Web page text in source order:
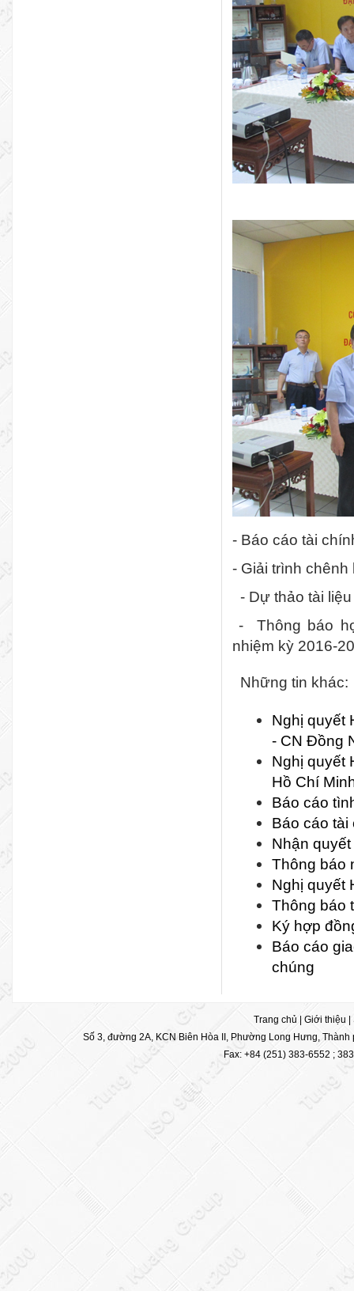
- Báo cáo tài
- Giải trình
- Dự thảo tài
- Thông báo
nhiệm kỳ 2016-
Những tin khác:
Nghị quyết
- CN Đồng
Nghị quyết
Hồ Chí
Báo cáo
Báo cáo
Nhận
Thông báo
Nghị quyết
Thông báo
Ký hợp
Báo cáo
chúng
Trang chủ Giới thiệu
Số 3, đường 2A, KCN Biên Hòa II, Phường Long Hưng,
Fax: +84 (251) 383-6552 ;